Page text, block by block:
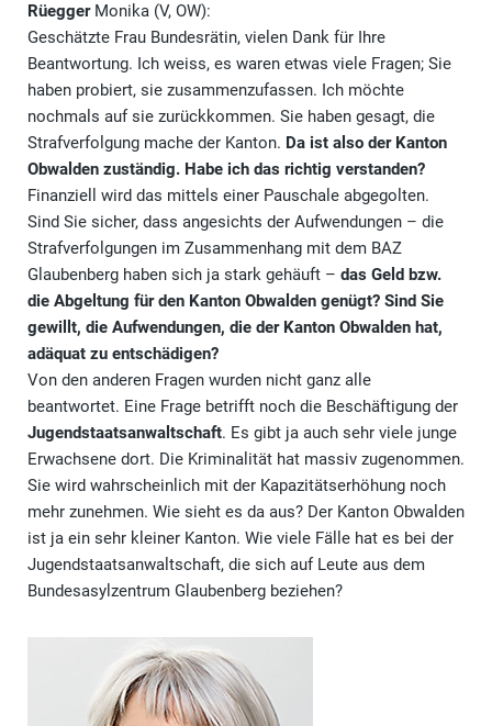
RüeggerMonika (V, OW):
Geschätzte Frau Bundesrätin, vielen Dank für Ihre
Beantwortung. Ich weiss, es waren etwas viele Fragen; Sie
haben probiert, sie zusammenzufassen. Ich möchte
nochmals auf sie zurückkommen. Sie haben gesagt, die
Strafverfolgung mache der Kanton. Da ist also der Kanton
Obwalden zuständig. Habe ich das richtig verstanden?
Finanziell wird das mittels einer Pauschale abgegolten.
Sind Sie sicher, dass angesichts der Aufwendungen – die
Strafverfolgungen im Zusammenhang mit dem BAZ
Glaubenberg haben sich ja stark gehäuft – das Geld bzw.
die Abgeltung für den Kanton Obwalden genügt? Sind Sie
gewillt, die Aufwendungen, die der Kanton Obwalden hat,
adäquat zu entschädigen?
Von den anderen Fragen wurden nicht ganz alle
beantwortet. Eine Frage betrifft noch die Beschäftigung der
Jugendstaatsanwaltschaft. Es gibt ja auch sehr viele junge
Erwachsene dort. Die Kriminalität hat massiv zugenommen.
Sie wird wahrscheinlich mit der Kapazitätserhöhung noch
mehr zunehmen. Wie sieht es da aus? Der Kanton Obwalden
ist ja ein sehr kleiner Kanton. Wie viele Fälle hat es bei der
Jugendstaatsanwaltschaft, die sich auf Leute aus dem
Bundesasylzentrum Glaubenberg beziehen?